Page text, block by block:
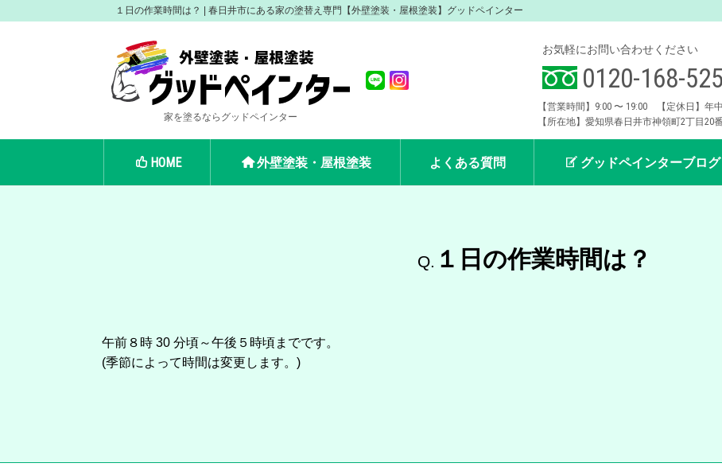
１日の作業時間は？ | 春日井市にある家の塗替え専門【外壁塗装・屋根塗装】グッドペインター
家を塗るならグッドペインター
お気軽にお問い合わせください
0120-168-525
【営業時間】9:00 〜 19:00 【定休日】年
【所在地】愛知県春日井市神領町2丁目20
HOME 外壁塗装・屋根塗装 よくある質問 グッドペインターブログ
Q. １日の作業時間は？
午前８時 30 分頃～午後５時頃までです。
(季節によって時間は変更します。)